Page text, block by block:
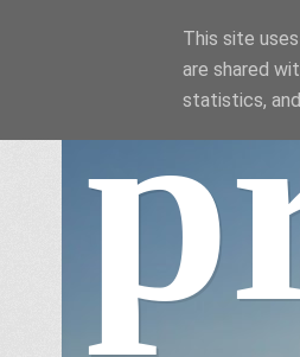
This site
are shared
statistics,